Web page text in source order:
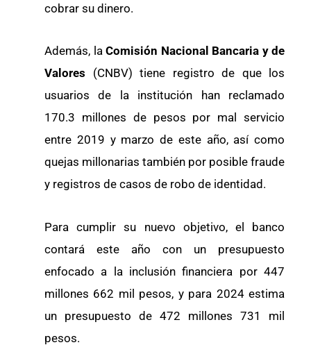
cobrar su dinero.
Además, la Comisión Nacional Bancaria y de
Valores (CNBV) tiene registro de que los
usuarios de la institución han reclamado
170.3 millones de pesos por mal servicio
entre 2019 y marzo de este año, así como
quejas millonarias también por posible fraude
y registros de casos de robo de identidad.
Para cumplir su nuevo objetivo, el banco
contará este año con un presupuesto
enfocado a la inclusión financiera por 447
millones 662 mil pesos, y para 2024 estima
un presupuesto de 472 millones 731 mil
pesos.